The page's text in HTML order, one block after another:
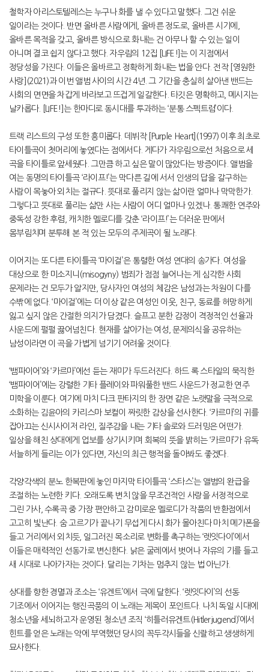
철학자 아리스토텔레스는 누구나 화를 낼 수 있다고 말했다. 그건 쉬운
일이라는 것이다. 반면 올바른 사람에게, 올바른 정도로, 올바른 시기에,
올바른 목적을 갖고, 올바른 방식으로 화내는 건 아무나 할 수 있는 일이
아니며 결코 쉽지 않다고 했다. 자우림의 12집 [LIFE!]는 이 지점에서
정당성을 가진다. 이들은 올바르고 정확하게 화내는 법을 안다. 전작 [영원한
사랑](2021)과 이번 앨범 사이의 시간 4년. 그 기간을 충실히 살아낸 밴드는
사회의 면면을 차갑게 바라보고 뜨겁게 일갈한다. 타깃은 명확하고, 메시지는
날카롭다. [LIFE!]는 한마디로 동시대를 투과하는 ‘분통 스펙트럼’이다.
트랙 리스트의 구성 또한 흥미롭다. 데뷔작 [Purple Heart](1997) 이후 최초로
타이틀곡이 첫머리에 놓였다는 점에서다. 게다가 자우림으로선 처음으로 세
곡을 타이틀로 앞세웠다. 그만큼 하고 싶은 말이 많았다는 방증이다. 앨범을
여는 동명의 타이틀곡 ‘라이프!’는 막다른 길에 서서 인생의 답을 갈구하는
사람이 목놓아 외치는 절규다. 뜻대로 풀리지 않는 삶이란 얼마나 막막한가.
그렇다고 뜻대로 풀리는 삶만 사는 사람이 어디 얼마나 있겠나. 통쾌한 연주와
중독성 강한 후렴, 캐치한 멜로디를 갖춘 ‘라이프!’는 더러운 판에서
몸부림치며 분투해 본 적 있는 모두의 주제곡이 될 노래다.
이어지는 또 다른 타이틀곡 ‘마이걸’은 통렬한 여성 연대의 송가다. 여성을
대상으로 한 미소지니(misogyny) 범죄가 점점 늘어나는 게 심각한 사회
문제라는 건 모두가 알지만, 당사자인 여성의 체감은 남성과는 차원이 다를
수밖에 없다. ‘마이걸’에는 더 이상 같은 여성인 이웃, 친구, 동료를 허망하게
잃고 싶지 않은 간절한 의지가 담겼다. 슬프고 분한 감정이 격정적인 선율과
사운드에 펄펄 끓어넘친다. 현재를 살아가는 여성, 문제의식을 공유하는
남성이라면 이 곡을 가볍게 넘기기 어려울 것이다.
‘뱀파이어’와 ‘카르마’에선 듣는 재미가 두드러진다. 하드 록 스타일의 묵직한
‘뱀파이어’에는 강렬한 기타 플레이와 파워풀한 밴드 사운드가 정교한 연주
미학을 이룬다. 여기에 마치 다크 판타지의 한 장면 같은 노랫말을 극적으로
소화하는 김윤아의 카리스마 보컬이 짜릿한 감상을 선사한다. ‘카르마’의 귀를
잡아끄는 신시사이저 라인, 질주감을 내는 기타 솔로와 드러밍은 어떤가.
일상을 해친 상대에게 업보를 상기시키며 회복의 뜻을 밝히는 ‘카르마’가 유독
서늘하게 들리는 이가 있다면, 자신의 최근 행적을 돌아봐도 좋겠다.
각양각색의 분노 한복판에 놓인 마지막 타이틀곡 ‘스타스’는 앨범의 완급을
조절하는 노련한 키다. 오래도록 변치 않을 무조건적인 사랑을 서정적으로
그린 가사, 수록곡 중 가장 편안하고 감미로운 멜로디가 작품의 반환점에서
고고히 빛난다. 숨 고르기가 끝나기 무섭게 다시 화가 몰아친다 마치 메가폰을
들고 거리에서 외치듯, 일그러진 목소리로 변화를 촉구하는 ‘렛잇다이’에서
이들은 매력적인 선동가로 변신한다. 낡은 굴레에서 벗어나 자유의 기를 들고
새 시대로 나아가자는 것이다. 달리는 기차는 멈추지 않는 법 아닌가.
상대를 향한 경멸과 조소는 ‘유겐트’에서 극에 달한다. ‘렛잇다이’의 선동
기조에서 이어지는 행진곡풍의 이 노래는 제목이 포인트다. 나치 독일 시대에
청소년을 세뇌하고자 운영된 청소년 조직 ‘히틀러유겐트(Hitlerjugend)’에서
힌트를 얻은 노래는 악에 부역했던 당시의 꼭두각시들을 신랄하고 생생하게
묘사한다.